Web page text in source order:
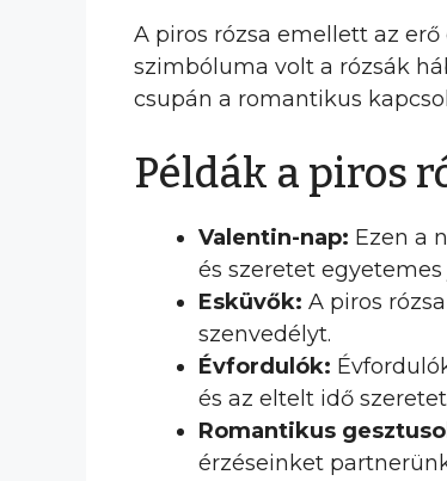
A piros rózsa emellett az
szimbóluma volt a rózsák
csupán a romantikus
Példák a piros
Valentin-nap: Ezen a
és szeretet
Esküvők: A piros
szenvedélyt.
Évfordulók:
és az eltelt idő
Romantikus
érzéseinket